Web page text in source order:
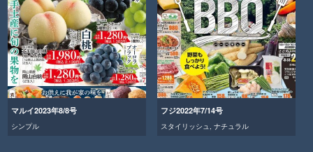
マルイ2023年8/8号
シンプル
フジ2022年7/14号
スタイリッシュ, ナチュラル